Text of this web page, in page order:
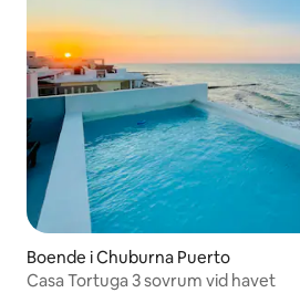
Boende i Chuburna Puerto
Casa Tortuga 3 sovrum vid havet